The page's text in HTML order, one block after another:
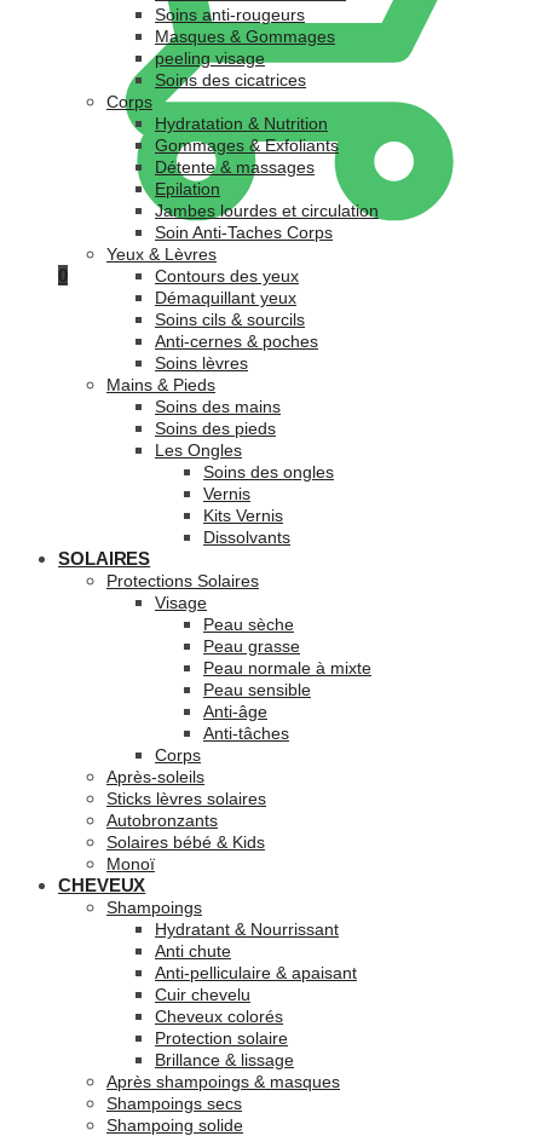
0
Soins anti-rougeurs
Masques & Gommages
peeling visage
Soins des cicatrices
Corps
Hydratation & Nutrition
Gommages & Exfoliants
Détente & massages
Epilation
Jambes lourdes et circulation
Soin Anti-Taches Corps
Yeux & Lèvres
Contours des yeux
Démaquillant yeux
Soins cils & sourcils
Anti-cernes & poches
Soins lèvres
Mains & Pieds
Soins des mains
Soins des pieds
Les Ongles
Soins des ongles
Vernis
Kits Vernis
Dissolvants
SOLAIRES
Protections Solaires
Visage
Peau sèche
Peau grasse
Peau normale à mixte
Peau sensible
Anti-âge
Anti-tâches
Corps
Après-soleils
Sticks lèvres solaires
Autobronzants
Solaires bébé & Kids
Monoï
CHEVEUX
Shampoings
Hydratant & Nourrissant
Anti chute
Anti-pelliculaire & apaisant
Cuir chevelu
Cheveux colorés
Protection solaire
Brillance & lissage
Après shampoings & masques
Shampoings secs
Shampoing solide